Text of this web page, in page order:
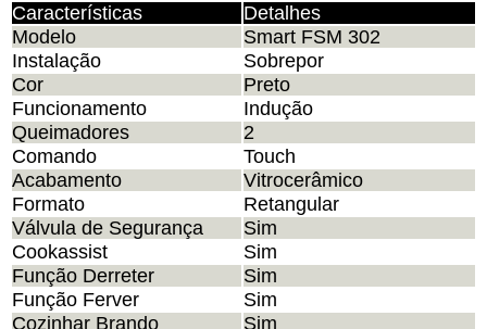
Características
Detalhes
Modelo
Smart FSM 302
Instalação
Sobrepor
Cor
Preto
Funcionamento
Indução
Queimadores
2
Comando
Touch
Acabamento
Vitrocerâmico
Formato
Retangular
Válvula de Segurança
Sim
Cookassist
Sim
Função Derreter
Sim
Função Ferver
Sim
Cozinhar Brando
Sim